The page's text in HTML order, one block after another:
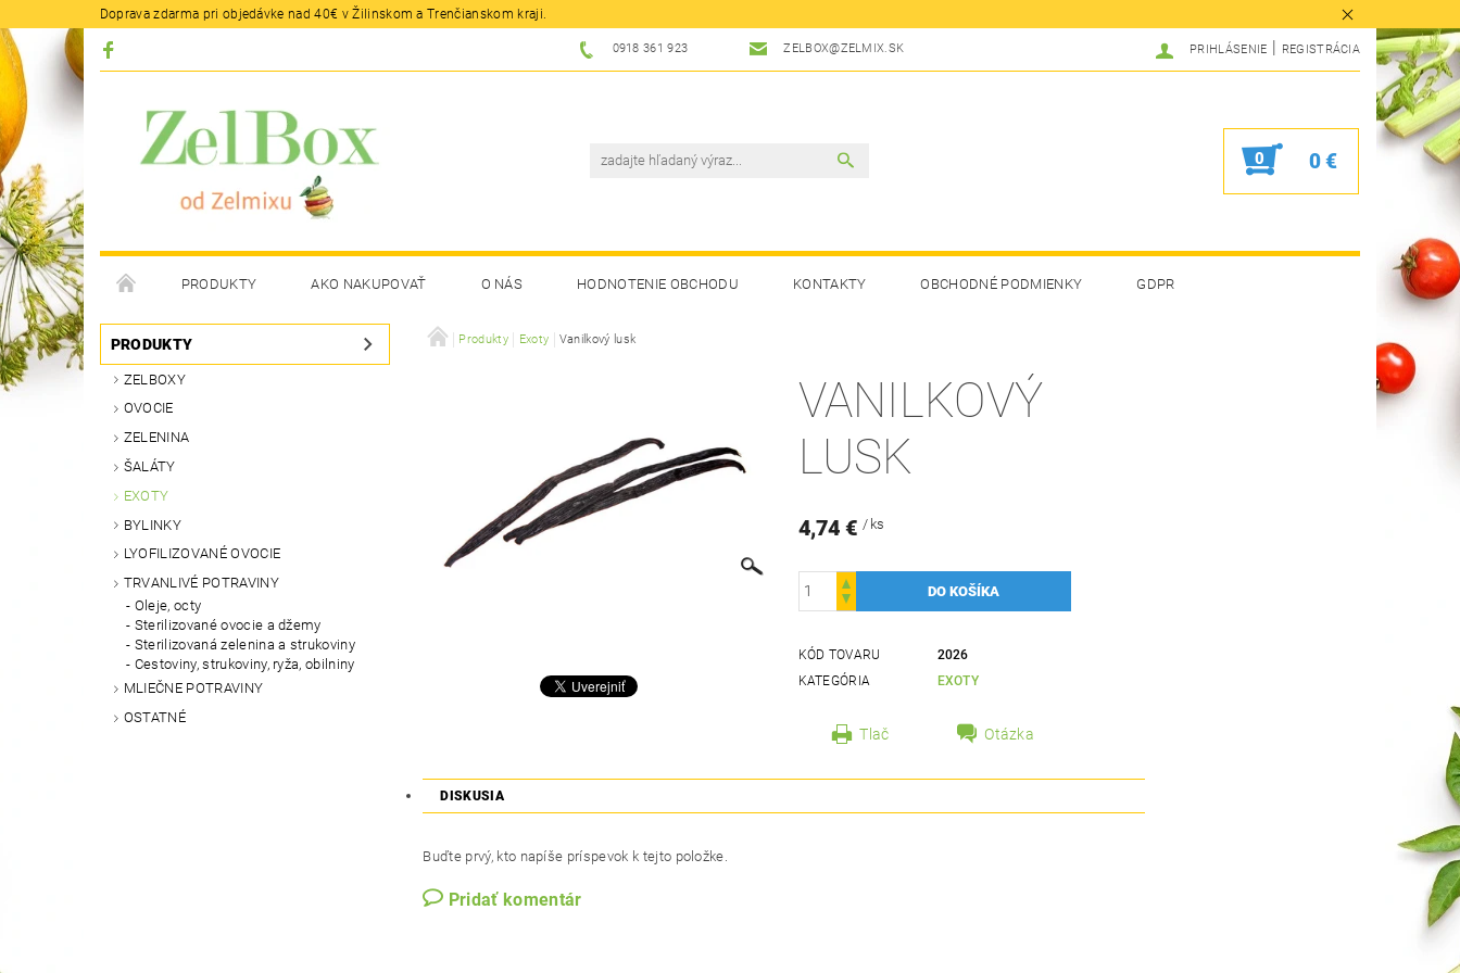
Doprava zdarma pri objedávke nad 40€ v Žilinskom a Trenčianskom kraji.
0918 361 923 ZELBOX@ZELMIX.SK PRIHLÁSENIE REGISTRÁCIA
0 0 €
PRODUKTY AKO NAKUPOVAŤ O NÁS HODNOTENIE OBCHODU KONTAKTY OBCHODNÉ PODMIENKY GDPR
PRODUKTY
ZELBOXY
OVOCIE
ZELENINA
ŠALÁTY
EXOTY
BYLINKY
LYOFILIZOVANÉ OVOCIE
TRVANLIVÉ POTRAVINY
Oleje, octy
Sterilizované ovocie a džemy
Sterilizovaná zelenina a strukoviny
Cestoviny, strukoviny, ryža, obilniny
MLIEČNE POTRAVINY
OSTATNÉ
Produkty Exoty Vanilkový lusk
VANILKOVÝ
LUSK
4,74 €/ ks
KÓD TOVARU
2026
KATEGÓRIA
EXOTY
Tlač Otázka
DISKUSIA
Buďte prvý, kto napíše príspevok k tejto položke.
Pridať komentár